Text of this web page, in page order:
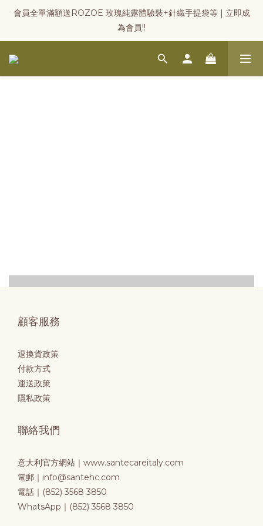
會員全單滿額送ROZOE 玫瑰純露體驗裝+針織手提袋等 | 立即成
為會員!!
顧客服務
退換貨政策
付款方式
運送政策
隱私政策
聯絡我們
意大利官方網站｜ www.santecareitaly.com
電郵｜info@santehc.com
電話｜(852) 3568 3850
WhatsApp｜(852) 3568 3850